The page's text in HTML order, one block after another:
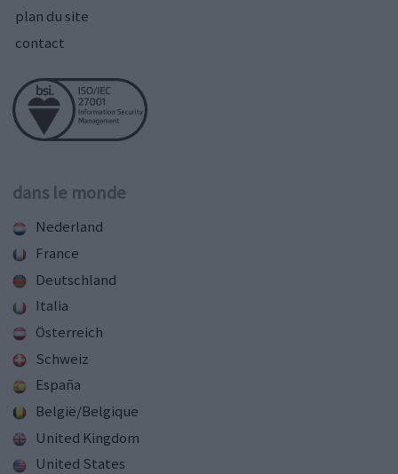
plan du site
contact
dans le monde
Nederland
France
Deutschland
Italia
Österreich
Schweiz
España
België/Belgique
United Kingdom
United States